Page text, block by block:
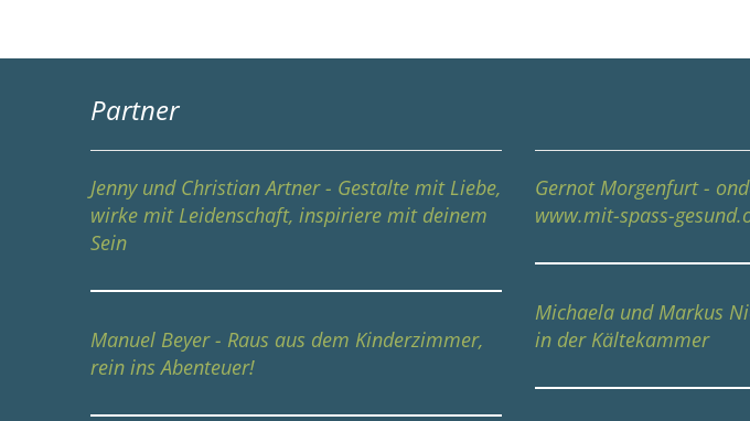
Partner
Jenny und Christian Artner - Gestalte mit Liebe,
wirke mit Leidenschaft, inspiriere mit deinem
Sein
Manuel Beyer - Raus aus dem Kinderzimmer,
rein ins Abenteuer!
Gernot Morgenfurt -
www.mit-spass-
Michaela und Markus
in der Kältekammer